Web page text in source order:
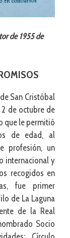
de 1955 de
San Cristóbal
2 de octubre de
que le permitió
de edad, al
profesión, un
internacional y
recogidos en
fue primer
de La Laguna
de la Real
Socio